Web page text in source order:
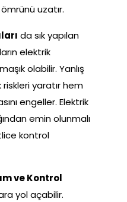
uzatır.
da sık yapılan
elektrik
olabilir. Yanlış
yaratır hem
engeller. Elektrik
emin olunmalı
kontrol
ve Kontrol
yol açabilir.